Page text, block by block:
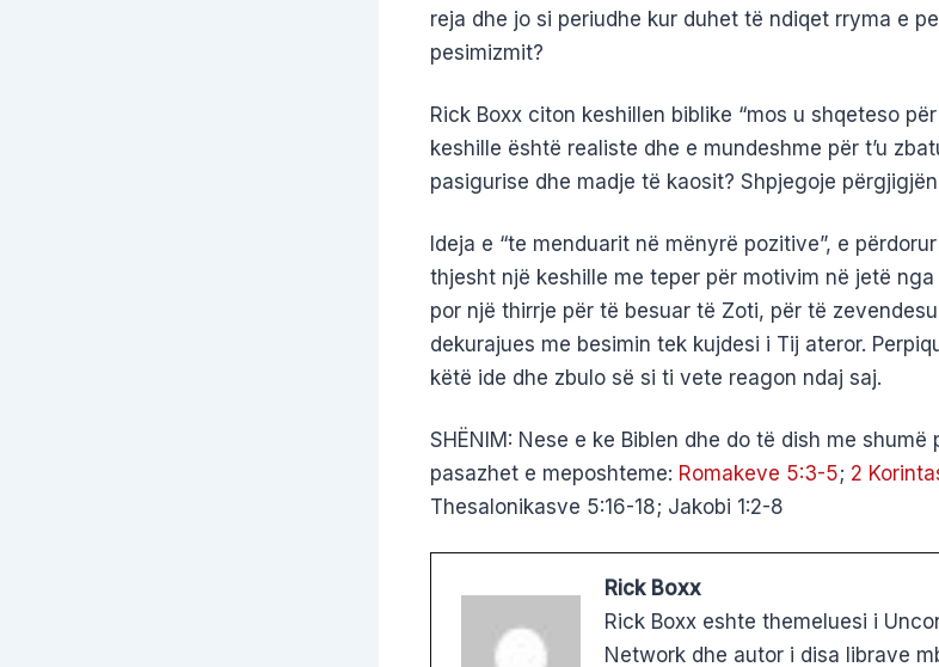
reja dhe jo si periudhe kur duhet të ndiqet rryma e
pesimizmit?
Rick Boxx citon keshillen biblike “mos u shqeteso
keshille është realiste dhe e mundeshme për t’u
pasigurise dhe madje të kaosit? Shpjegoje
Ideja e “te menduarit në mënyrë pozitive”, e
thjesht një keshille me teper për motivim në jetë
por një thirrje për të besuar të Zoti, për të
dekurajues me besimin tek kujdesi i Tij ateror.
këtë ide dhe zbulo së si ti vete reagon ndaj saj.
SHËNIM: Nese e ke Biblen dhe do të dish me shumë
pasazhet e meposhteme: Romakeve 5:3-5; 2
Thesalonikasve 5:16-18; Jakobi 1:2-8
Rick Boxx
Rick Boxx eshte themeluesi i
Network dhe autor i disa librave